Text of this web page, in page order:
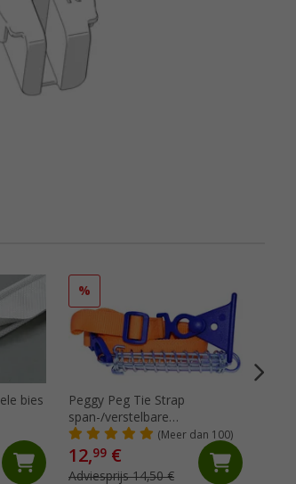
bies
%
Peggy Peg Tie Strap
span-/verstelbare
markeerriem
(Meer dan 100)
12,99 €
Adviesprijs 14,50 €